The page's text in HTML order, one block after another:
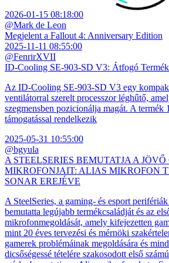
2026-01-15 08:18:00
@Mark de Leon
Megjelent a Fallout 4: Anniversary Edition
2025-11-11 08:55:00
@FenrirXVII
ID-Cooling SE-903-SD V3: Átfogó
Az ID-Cooling SE-903-SD V3 egy
ventilátorral szerelt processzor léghűtő,
szegmensben pozicionálja magát. A termék
támogatással rendelkezik
2025-05-31 10:55:00
@bgyula
A STEELSERIES BEMUTATJA A JÖVŐ
MIKROFONJAIT: ALIAS MIKROFON
SONAR EREJÉVE
A SteelSeries, a gaming- és esport
bemutatta legújabb termékcsaládját és az
mikrofonmegoldását, amely kifejezetten
mint 20 éves tervezési és mérnöki
gamerek problémáinak megoldására és
dicsőségessé tételére szakosodott első